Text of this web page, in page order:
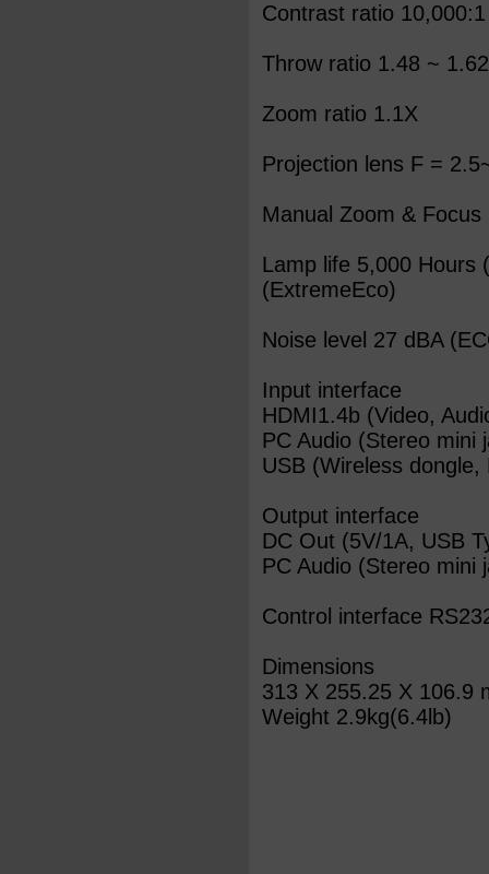
Contrast ratio
Throw ratio 1.48 ~
Zoom ratio 1.1X
Projection lens F =
Manual Zoom & Focus
Lamp life 5,000 Hours
(ExtremeEco)
Noise level 27 dBA
Input interface
HDMI1.4b (Video,
PC Audio (Stereo mini
USB (Wireless
Output interface
DC Out (5V/1A, USB
PC Audio (Stereo mini
Control interface
Dimensions
313 X 255.25 X 106.9
Weight 2.9kg(6.4lb)